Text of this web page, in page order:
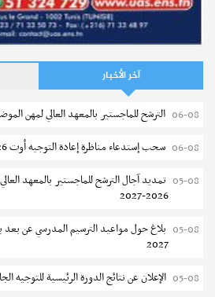
آخر الأخبار
06-08 الترشح للماجستير بالمعهد العالي لمهن الموضة
06-08 سحب إستدعاء مناظرة إعادة التوجيه أوت 2026 - جامعة سوسة
05-08 تمديد آجال الترشح للماجستير بالمعهد
2026-2027
05-08
2027
05-08 الإعلان عن نتائج الدورة الرئيسية للتوجيه